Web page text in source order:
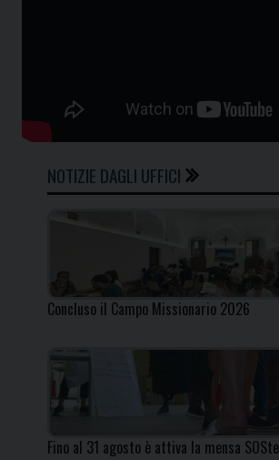
NOTIZIE DAGLI UFFICI
Concluso il Campo Missionario 2026
Fino al 31 agosto è attiva la mensa